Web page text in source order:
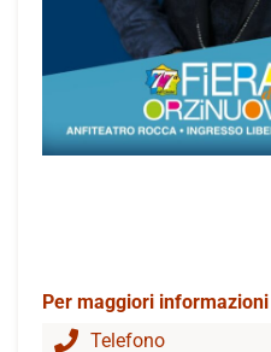
Per maggiori informazioni
Telefono